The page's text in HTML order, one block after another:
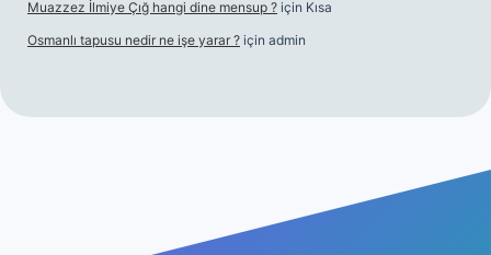
Muazzez İlmiye Çığ hangi dine mensup ? için Kısa
Osmanlı tapusu nedir ne işe yarar ? için admin
m elexbet